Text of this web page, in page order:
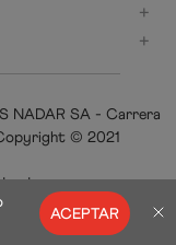
+
+
NADAR SA - Carrera
© 2021
ACEPTAR